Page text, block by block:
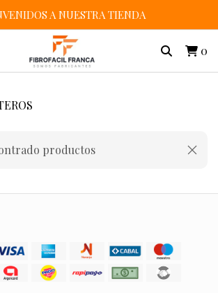
A NUESTRA TIENDA
0
productos